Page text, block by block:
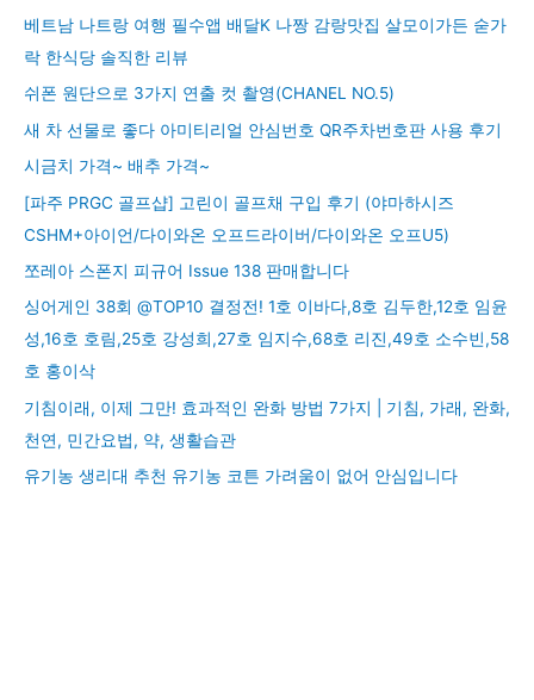
베트남 나트랑 여행 필수앱 배달K 나짱 감랑맛집 살모이가든 숟가
락 한식당 솔직한 리뷰
쉬폰 원단으로 3가지 연출 컷 촬영(CHANEL NO.5)
새 차 선물로 좋다 아미티리얼 안심번호 QR주차번호판 사용 후기
시금치 가격~ 배추 가격~
[파주 PRGC 골프샵] 고린이 골프채 구입 후기 (야마하시즈
CSHM+아이언/다이와온 오프드라이버/다이와온 오프U5)
쪼레아 스폰지 피규어 Issue 138 판매합니다
싱어게인 38회 @TOP10 결정전! 1호 이바다,8호 김두한,12호 임윤
성,16호 호림,25호 강성희,27호 임지수,68호 리진,49호 소수빈,58
호 홍이삭
기침이래, 이제 그만! 효과적인 완화 방법 7가지 | 기침, 가래, 완화,
천연, 민간요법, 약, 생활습관
유기농 생리대 추천 유기농 코튼 가려움이 없어 안심입니다